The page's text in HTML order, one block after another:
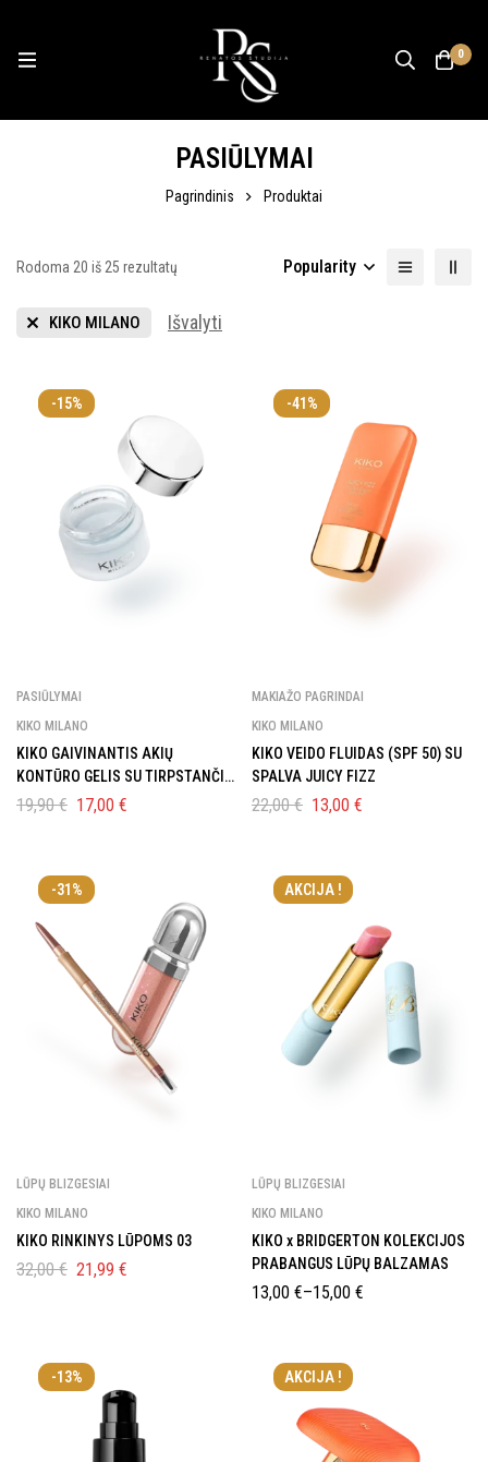
0
PASIŪLYMAI
Pagrindinis Produktai
Rodoma 20 iš 25 rezultatų Popularity
KIKO MILANO Išvalyti
-15%
PASIŪLYMAI
KIKO MILANO
KIKO GAIVINANTIS AKIŲ
KONTŪRO GELIS SU TIRPSTANČIO
LEDO EFEKTU
19,90€ 17,00 €
-41%
MAKIAŽO PAGRINDAI
KIKO MILANO
KIKO VEIDO FLUIDAS (SPF 50) SU
SPALVA JUICY FIZZ
22,00€ 13,00 €
-31%
LŪPŲ BLIZGESIAI
KIKO MILANO
KIKO RINKINYS LŪPOMS 03
32,00€ 21,99 €
AKCIJA !
LŪPŲ BLIZGESIAI
KIKO MILANO
KIKO x BRIDGERTON KOLEKCIJOS
PRABANGUS LŪPŲ BALZAMAS
13,00 €–15,00 €
-13% AKCIJA !